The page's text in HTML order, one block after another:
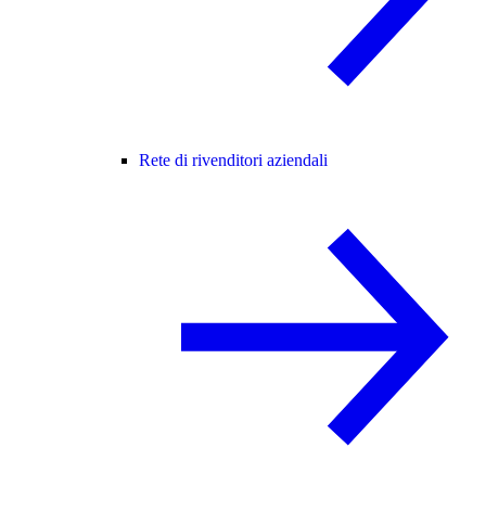
Rete di rivenditori aziendali